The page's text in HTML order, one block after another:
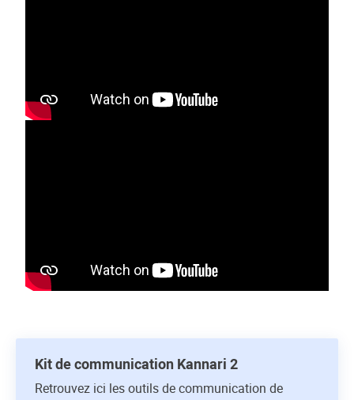
Kit de communication Kannari 2
Retrouvez ici les outils de communication de